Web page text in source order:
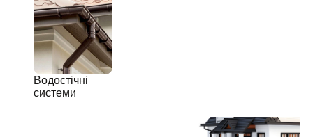
Водостічні
системи